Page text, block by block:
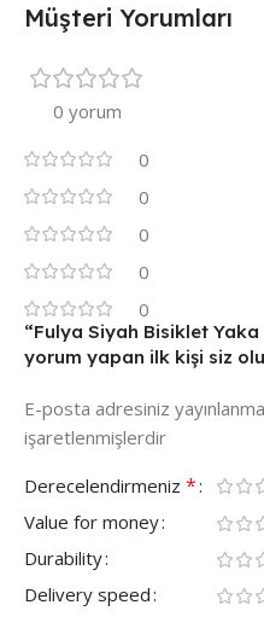
Müşteri Yorumları
0 yorum
0
0
0
0
0
“Fulya Siyah Bisiklet
yorum yapan ilk kişi siz
E-posta adresiniz
işaretlenmişlerdir
Derecelendirmeniz *
Value for money
Durability
Delivery speed